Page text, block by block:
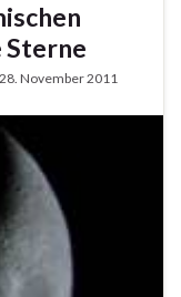
Sterne
28. November 2011